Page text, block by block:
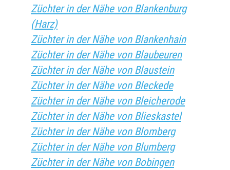
Züchter in der Nähe von Blankenburg
(Harz)
Züchter in der Nähe von Blankenhain
Züchter in der Nähe von Blaubeuren
Züchter in der Nähe von Blaustein
Züchter in der Nähe von Bleckede
Züchter in der Nähe von Bleicherode
Züchter in der Nähe von Blieskastel
Züchter in der Nähe von Blomberg
Züchter in der Nähe von Blumberg
Züchter in der Nähe von Bobingen